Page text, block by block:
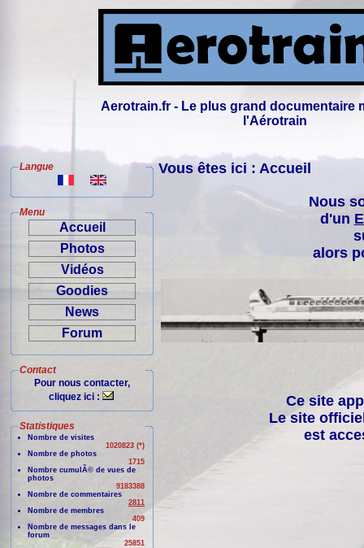
Aerotrain.fr - Le plus grand documentaire
l'Aérotrain
Langue
Menu
Accueil
Photos
Vidéos
Goodies
News
Forum
Contact
Pour nous contacter,
cliquez ici :
Statistiques
Nombre de visites
1020823 (*)
Nombre de photos
1715
Nombre cumulÃ© de vues de
photos
9183388
Nombre de commentaires
2811
Nombre de membres
409
Nombre de messages dans le
forum
25851
Vous êtes ici : Accueil
Nous
d'un
alors
Ce site
Le site
est